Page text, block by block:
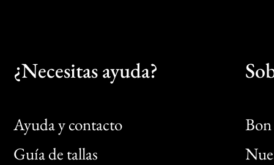
¿Necesitas ayuda?
Ayuda y contacto
Guía de tallas